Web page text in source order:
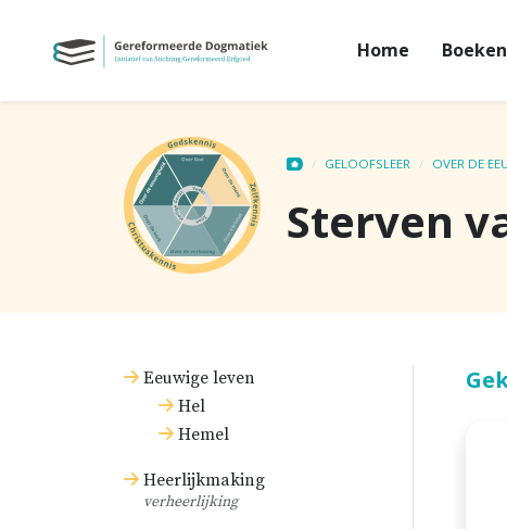
Home Boeken
GELOOFSLEER OVER DE
Sterven
Eeuwige leven
Hel
Hemel
Heerlijkmaking
verheerlijking